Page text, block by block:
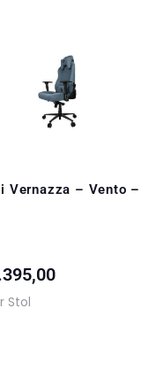
Vernazza – Vento –
Stol